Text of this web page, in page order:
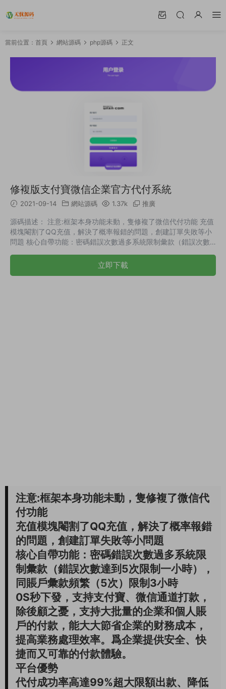
當前位置： 首頁 網站源碼 php源碼 正文
修複版支付寶微信企業官方代付系統
2021-09-14 網站源碼 1.37k 推廣
源碼描述： 注意:框架本身功能未動，隻修複了微信代付功能 充值
模塊閹割了QQ充值，解決了概率報錯的問題，創建訂單失敗等小
問題 核心自帶功能：密碼錯誤次數過多系統限制彙款（錯誤次數
下發，支持支付寶、微信通道打款，除後顧之憂，支持大批量的企
業和個人賬戶的付款，能大大節省企業的财務成本，提高業務處理
立即下載
注意:框架本身功能未動，隻修複了微信代
付功能
充值模塊閹割了QQ充值，解決了概率報錯
的問題，創建訂單失敗等小問題
核心自帶功能：密碼錯誤次數過多系統限
制彙款（錯誤次數達到5次限制一小時），
同賬戶彙款頻繁（5次）限制3小時
0S秒下發，支持支付寶、微信通道打款，
除後顧之憂，支持大批量的企業和個人賬
戶的付款，能大大節省企業的财務成本，
提高業務處理效率。爲企業提供安全、快
捷而又可靠的付款體驗。
平台優勢
代付成功率高達99%超大限額出款、降低